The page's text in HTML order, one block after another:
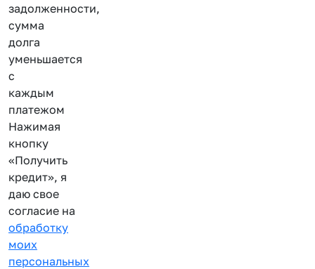
задолженности,
сумма
долга
уменьшается
с
каждым
платежом
Нажимая
кнопку
«Получить
кредит», я
даю свое
согласие на
обработку
моих
персональных